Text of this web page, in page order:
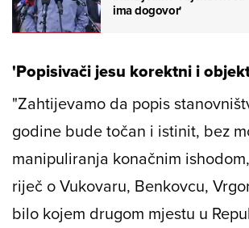
ima dogovor'
'Popisivači jesu korektni i
"Zahtijevamo da popis
godine bude točan i istinit, bez
manipuliranja konačnim
riječ o Vukovaru, Benkovcu,
bilo kojem drugom mjestu u